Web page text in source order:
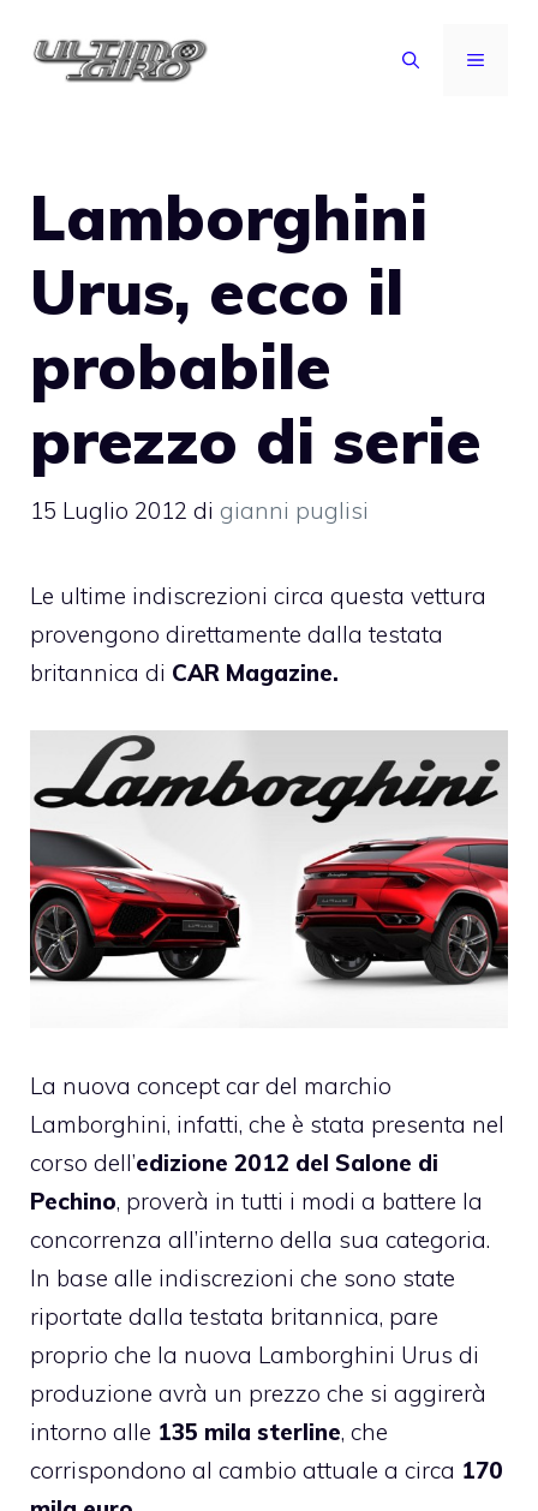
MENU
Lamborghini
Urus, ecco il
probabile
prezzo di serie
15 Luglio 2012 di gianni puglisi
Le ultime indiscrezioni circa questa vettura
provengono direttamente dalla testata
britannica di CAR Magazine.
La nuova concept car del marchio
Lamborghini, infatti, che è stata presenta nel
corso dell’edizione 2012 del Salone di
Pechino, proverà in tutti i modi a battere la
concorrenza all’interno della sua categoria.
In base alle indiscrezioni che sono state
riportate dalla testata britannica, pare
proprio che la nuova Lamborghini Urus di
produzione avrà un prezzo che si aggirerà
intorno alle 135 mila sterline, che
corrispondono al cambio attuale a circa 170